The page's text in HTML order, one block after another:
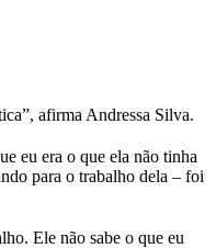
afirma Andressa Silva.
eu era o que ela não tinha
para o trabalho dela – foi
Ele não sabe o que eu